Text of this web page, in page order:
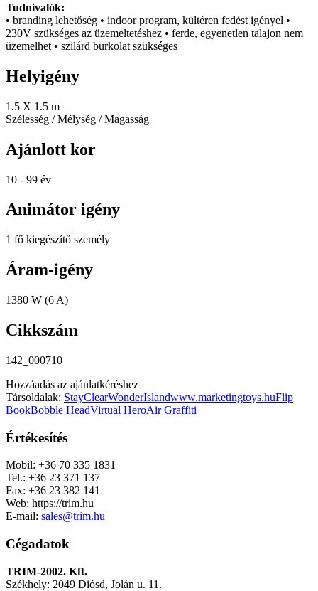
Tudnivalók:
• branding lehetőség • indoor program, kültéren fedést igényel •
230V szükséges az üzemeltetéshez • ferde, egyenetlen talajon nem
üzemelhet • szilárd burkolat szükséges
Helyigény
1.5 X 1.5 m
Szélesség / Mélység / Magasság
Ajánlott kor
10 - 99 év
Animátor igény
1 fő kiegészítő személy
Áram-igény
1380 W (6 A)
Cikkszám
142_000710
Hozzáadás az ajánlatkéréshez
Társoldalak: StayClearWonderIslandwww.marketingtoys.huFlip
BookBobble HeadVirtual HeroAir Graffiti
Értékesítés
Mobil: +36 70 335 1831
Tel.: +36 23 371 137
Fax: +36 23 382 141
Web: https://trim.hu
E-mail: sales@trim.hu
Cégadatok
TRIM-2002. Kft.
Székhely: 2049 Diósd, Jolán u. 11.